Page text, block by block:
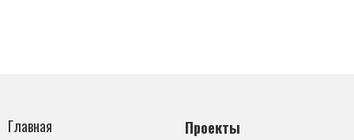
Главная
Проекты